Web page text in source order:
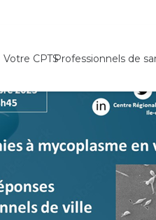
Votre CPTSProfessionnels de